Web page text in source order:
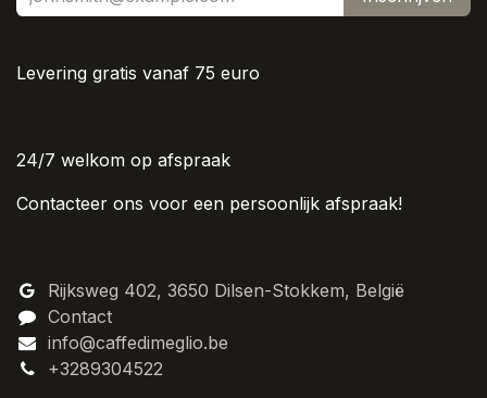
Levering gratis vanaf 75 euro
24/7 welkom op afspraak
Contacteer ons voor een persoonlijk afspraak!
Rijksweg 402, 3650 Dilsen-Stokkem, België
Contact
info@caffedimeglio.be
+3289304522